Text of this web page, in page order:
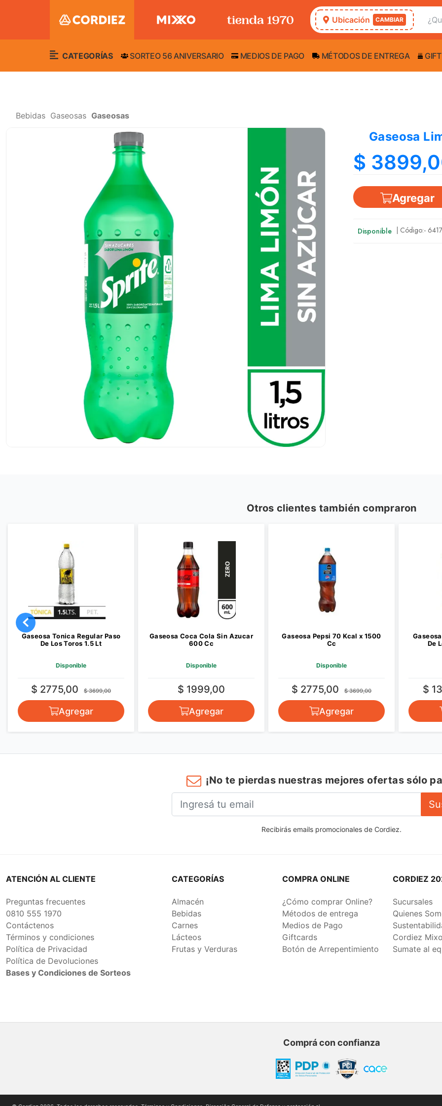
Ubicación CAMBIAR
CATEGORÍAS SORTEO 56 ANIVERSARIO MEDIOS DE PAGO MÉTODOS DE ENTREGA
Bebidas Gaseosas Gaseosas
Gaseosa
$
Agregar
Disponible | Código:-
Otros clientes también compraron
Gaseosa Tonica Regular Paso
De Los Toros 1.5 Lt
Disponible
$ 2775,00 $ 3699,00
Agregar
Gaseosa Coca Cola Sin Azucar
600 Cc
Disponible
$ 1999,00
Agregar
Gaseosa Pepsi 70 Kcal x 1500
Cc
Disponible
$ 2775,00 $ 3699,00
Agregar
De
$
¡No te pierdas nuestras mejores ofertas sólo
Recibirás emails promocionales de Cordiez.
ATENCIÓN AL CLIENTE
Preguntas frecuentes
0810 555 1970
Contáctenos
Términos y condiciones
Política de Privacidad
Política de Devoluciones
Bases y Condiciones de Sorteos
CATEGORÍAS
Almacén
Bebidas
Carnes
Lácteos
Frutas y Verduras
COMPRA ONLINE
¿Cómo comprar Online?
Métodos de entrega
Medios de Pago
Giftcards
Botón de Arrepentimiento
CORDIEZ
Sucursales
Quienes
Cordiez
Sumate al
Comprá con confianza